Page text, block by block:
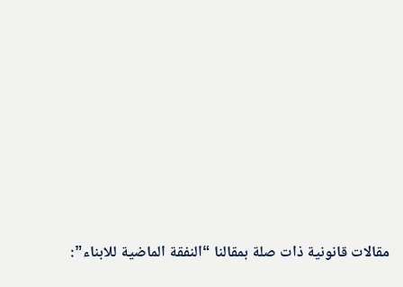
مقالات قانونية ذات صلة بمقالنا “النفقة الماضية للابناء”: